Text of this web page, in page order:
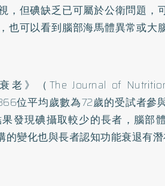
，但碘缺乏已可屬於公衛問題，
也可以看到腦部海馬體異常或大
老》（The Journal of
位平均歲數為72歲的受試者參
發現碘攝取較少的長者，腦部
變化也與長者認知功能衰退有潛